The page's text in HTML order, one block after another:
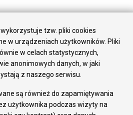
tzw. pliki cookies
w urządzeniach użytkowników. Pliki
w celach statystycznych,
anonimowych danych, w jaki
z naszego serwisu.
są również do zapamiętywania
użytkownika podczas wizyty na